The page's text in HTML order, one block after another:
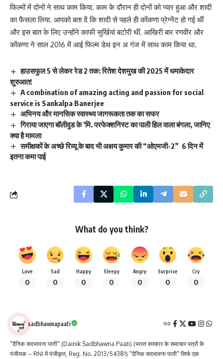
फिल्मों में दोनों ने साथ काम किया. काम के दौरान ही दोनों को प्यार हुआ और शादी
का फैसला लिया. आपको बता दें कि शादी से पहले ही कोंकणा प्रेग्नेंट हो गई थीं
और इस बात के लिए उन्होंने काफी सुर्खियां बटोरी थीं. आखिरी बार रणवीर और
कोंकणा ने साल 2016 में आई फिल्म डेथ इन अ गंज में साथ काम किया था.
हाउसफुल 5 से लेकर रेड 2 तक: रितेश देशमुख की 2025 में धमाकेदार
शुरुआत!
A combination of amazing acting and passion for social
service is Sankalpa Banerjee
अभिनय और मानसिक स्वास्थ्य जागरूकता तक का सफर
गिराया जाएगा बॉलीवुड के ‘मि. परफेक्शनिस्ट का पाली हिल वाला बंगला, जानिए
क्या है मामला
समीक्षकों के अच्छे रिव्यू के बाद भी अक्षय कुमार की “ओएमजी-2” 6 दिन में
इतना कमा पाई
What do you think?
Love
0
Sad
0
Happy
0
Sleepy
0
Angry
0
Surprise
0
Cry
0
sadbhawnapaati
"दैनिक सदभावना पाती" (Dainik Sadbhawna Paati) (भारत सरकार के समाचार पत्रों के
पंजीयक – RNI में पंजीकृत, Reg. No. 2013/54381) "दैनिक सदभावना पाती" सिर्फ एक